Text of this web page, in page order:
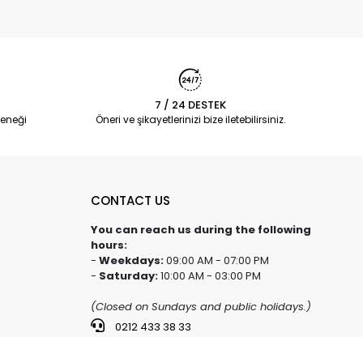
7 / 24 DESTEK
Öneri ve şikayetlerinizi bize iletebilirsiniz.
CONTACT US
You can reach us during the following
hours:
- Weekdays:09:00 AM - 07:00 PM
- Saturday:10:00 AM - 03:00 PM
(Closed on Sundays and public holidays.)
0212 433 38 33